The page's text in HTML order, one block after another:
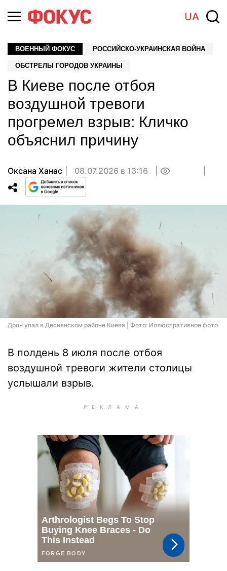
UA
ВОЕННЫЙ ФОКУС РОССИЙСКО-УКРАИНСКАЯ ВОЙНА
ОБСТРЕЛЫ ГОРОДОВ УКРАИНЫ
В Киеве после отбоя
воздушной тревоги
прогремел взрыв: Кличко
объяснил причину
Оксана Ханас 08.07.2026 в 13:16
Дрон упал в Деснянском районе Киева | Фото: Иллюстративное фото
В полдень 8 июля после отбоя
воздушной тревоги жители столицы
услышали взрыв.